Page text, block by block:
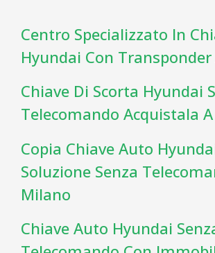
Centro Specializzato In
Hyundai Con
Chiave Di Scorta Hyundai
Telecomando Acquistala
Copia Chiave Auto
Soluzione Senza
Milano
Chiave Auto Hyundai